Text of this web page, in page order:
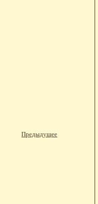
Предыдущее